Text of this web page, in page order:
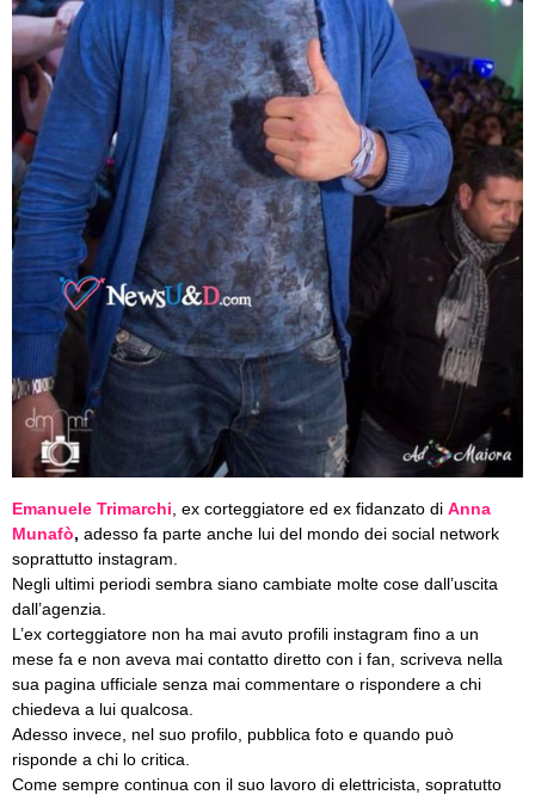
Emanuele Trimarchi , ex corteggiatore ed ex fidanzato di Anna
Munafò, adesso fa parte anche lui del mondo dei social network
soprattutto instagram.
Negli ultimi periodi sembra siano cambiate molte cose dall’uscita
dall’agenzia.
L’ex corteggiatore non ha mai avuto profili instagram fino a un
mese fa e non aveva mai contatto diretto con i fan, scriveva nella
sua pagina ufficiale senza mai commentare o rispondere a chi
chiedeva a lui qualcosa.
Adesso invece, nel suo profilo, pubblica foto e quando può
risponde a chi lo critica.
Come sempre continua con il suo lavoro di elettricista, sopratutto